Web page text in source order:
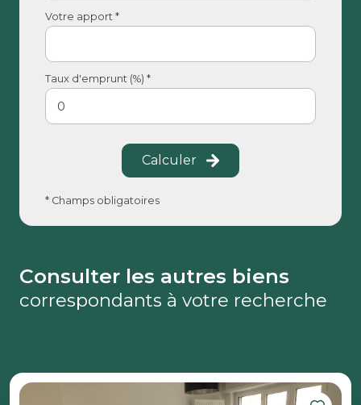
Votre apport *
Taux d'emprunt (%) *
Calculer
* Champs obligatoires
Consulter les autres biens
correspondants à votre recherche